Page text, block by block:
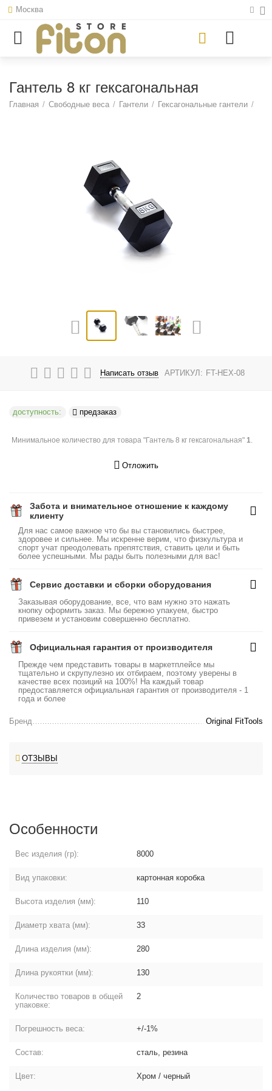
Москва
Гантель 8 кг гексагональная
Главная / Свободные веса / Гантели / Гексагональные гантели /
Написать отзыв АРТИКУЛ: FT-HEX-08
доступность: предзаказ
Минимальное количество для товара "Гантель 8 кг гексагональная"1.
Отложить
Забота и внимательное отношение к каждому
клиенту
Для нас самое важное что бы вы становились быстрее,
здоровее и сильнее. Мы искренне верим, что физкультура и
спорт учат преодолевать препятствия, ставить цели и быть
более успешными. Мы рады быть полезными для вас!
Сервис доставки и сборки оборудования
Заказывая оборудование, все, что вам нужно это нажать
кнопку оформить заказ. Мы бережно упакуем, быстро
привезем и установим совершенно бесплатно.
Официальная гарантия от производителя
Прежде чем представить товары в маркетплейсе мы
тщательно и скрупулезно их отбираем, поэтому уверены в
качестве всех позиций на 100%! На каждый товар
предоставляется официальная гарантия от производителя - 1
года и более
Бренд Original FitTools
ОТЗЫВЫ
Особенности
Вес изделия (гр): 8000
Вид упаковки: картонная коробка
Высота изделия (мм): 110
Диаметр хвата (мм): 33
Длина изделия (мм): 280
Длина рукоятки (мм): 130
Количество товаров в общей
упаковке:
2
Погрешность веса: +/-1%
Состав: сталь, резина
Цвет: Хром / черный